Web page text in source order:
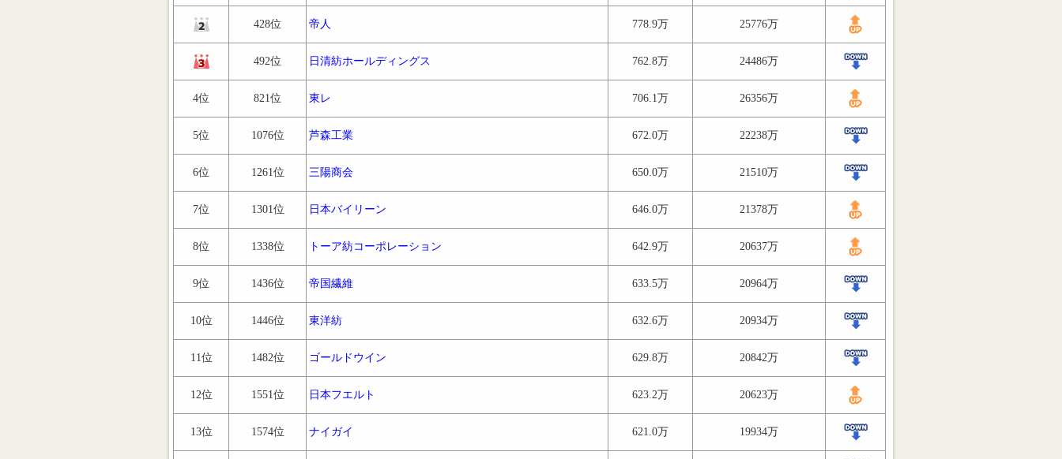
428位 帝人 778.9万 25776万
492位 日清紡ホールディングス 762.8万 24486万
4位 821位 東レ 706.1万 26356万
5位 1076位 芦森工業 672.0万 22238万
6位 1261位 三陽商会 650.0万 21510万
7位 1301位 日本バイリーン 646.0万 21378万
8位 1338位 トーア紡コーポレーション 642.9万 20637万
9位 1436位 帝国繊維 633.5万 20964万
10位 1446位 東洋紡 632.6万 20934万
11位 1482位 ゴールドウイン 629.8万 20842万
12位 1551位 日本フエルト 623.2万 20623万
13位 1574位 ナイガイ 621.0万 19934万